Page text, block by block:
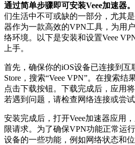
通过简单步骤即可安装Veee加速器。
们生活中不可或缺的一部分，尤其
器作为一款高效的VPN工具，为用
络环境。以下是安装和设置Veee
上手。
首先，确保你的iOS设备已连接到
Store，搜索“Veee VPN”。在搜索结
点击下载按钮。下载完成后，应用
若遇到问题，请检查网络连接或尝试
安装完成后，打开Veee加速器应用
限请求。为了确保VPN功能正常运
设备的一些功能，例如网络状态和